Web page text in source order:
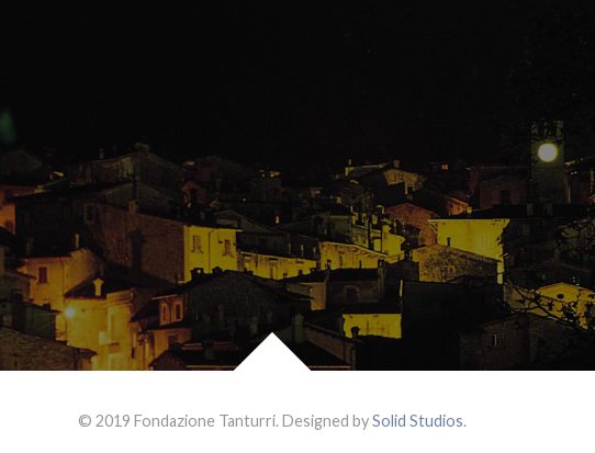
© 2019 Fondazione Tanturri. Designed bySolid Studios.